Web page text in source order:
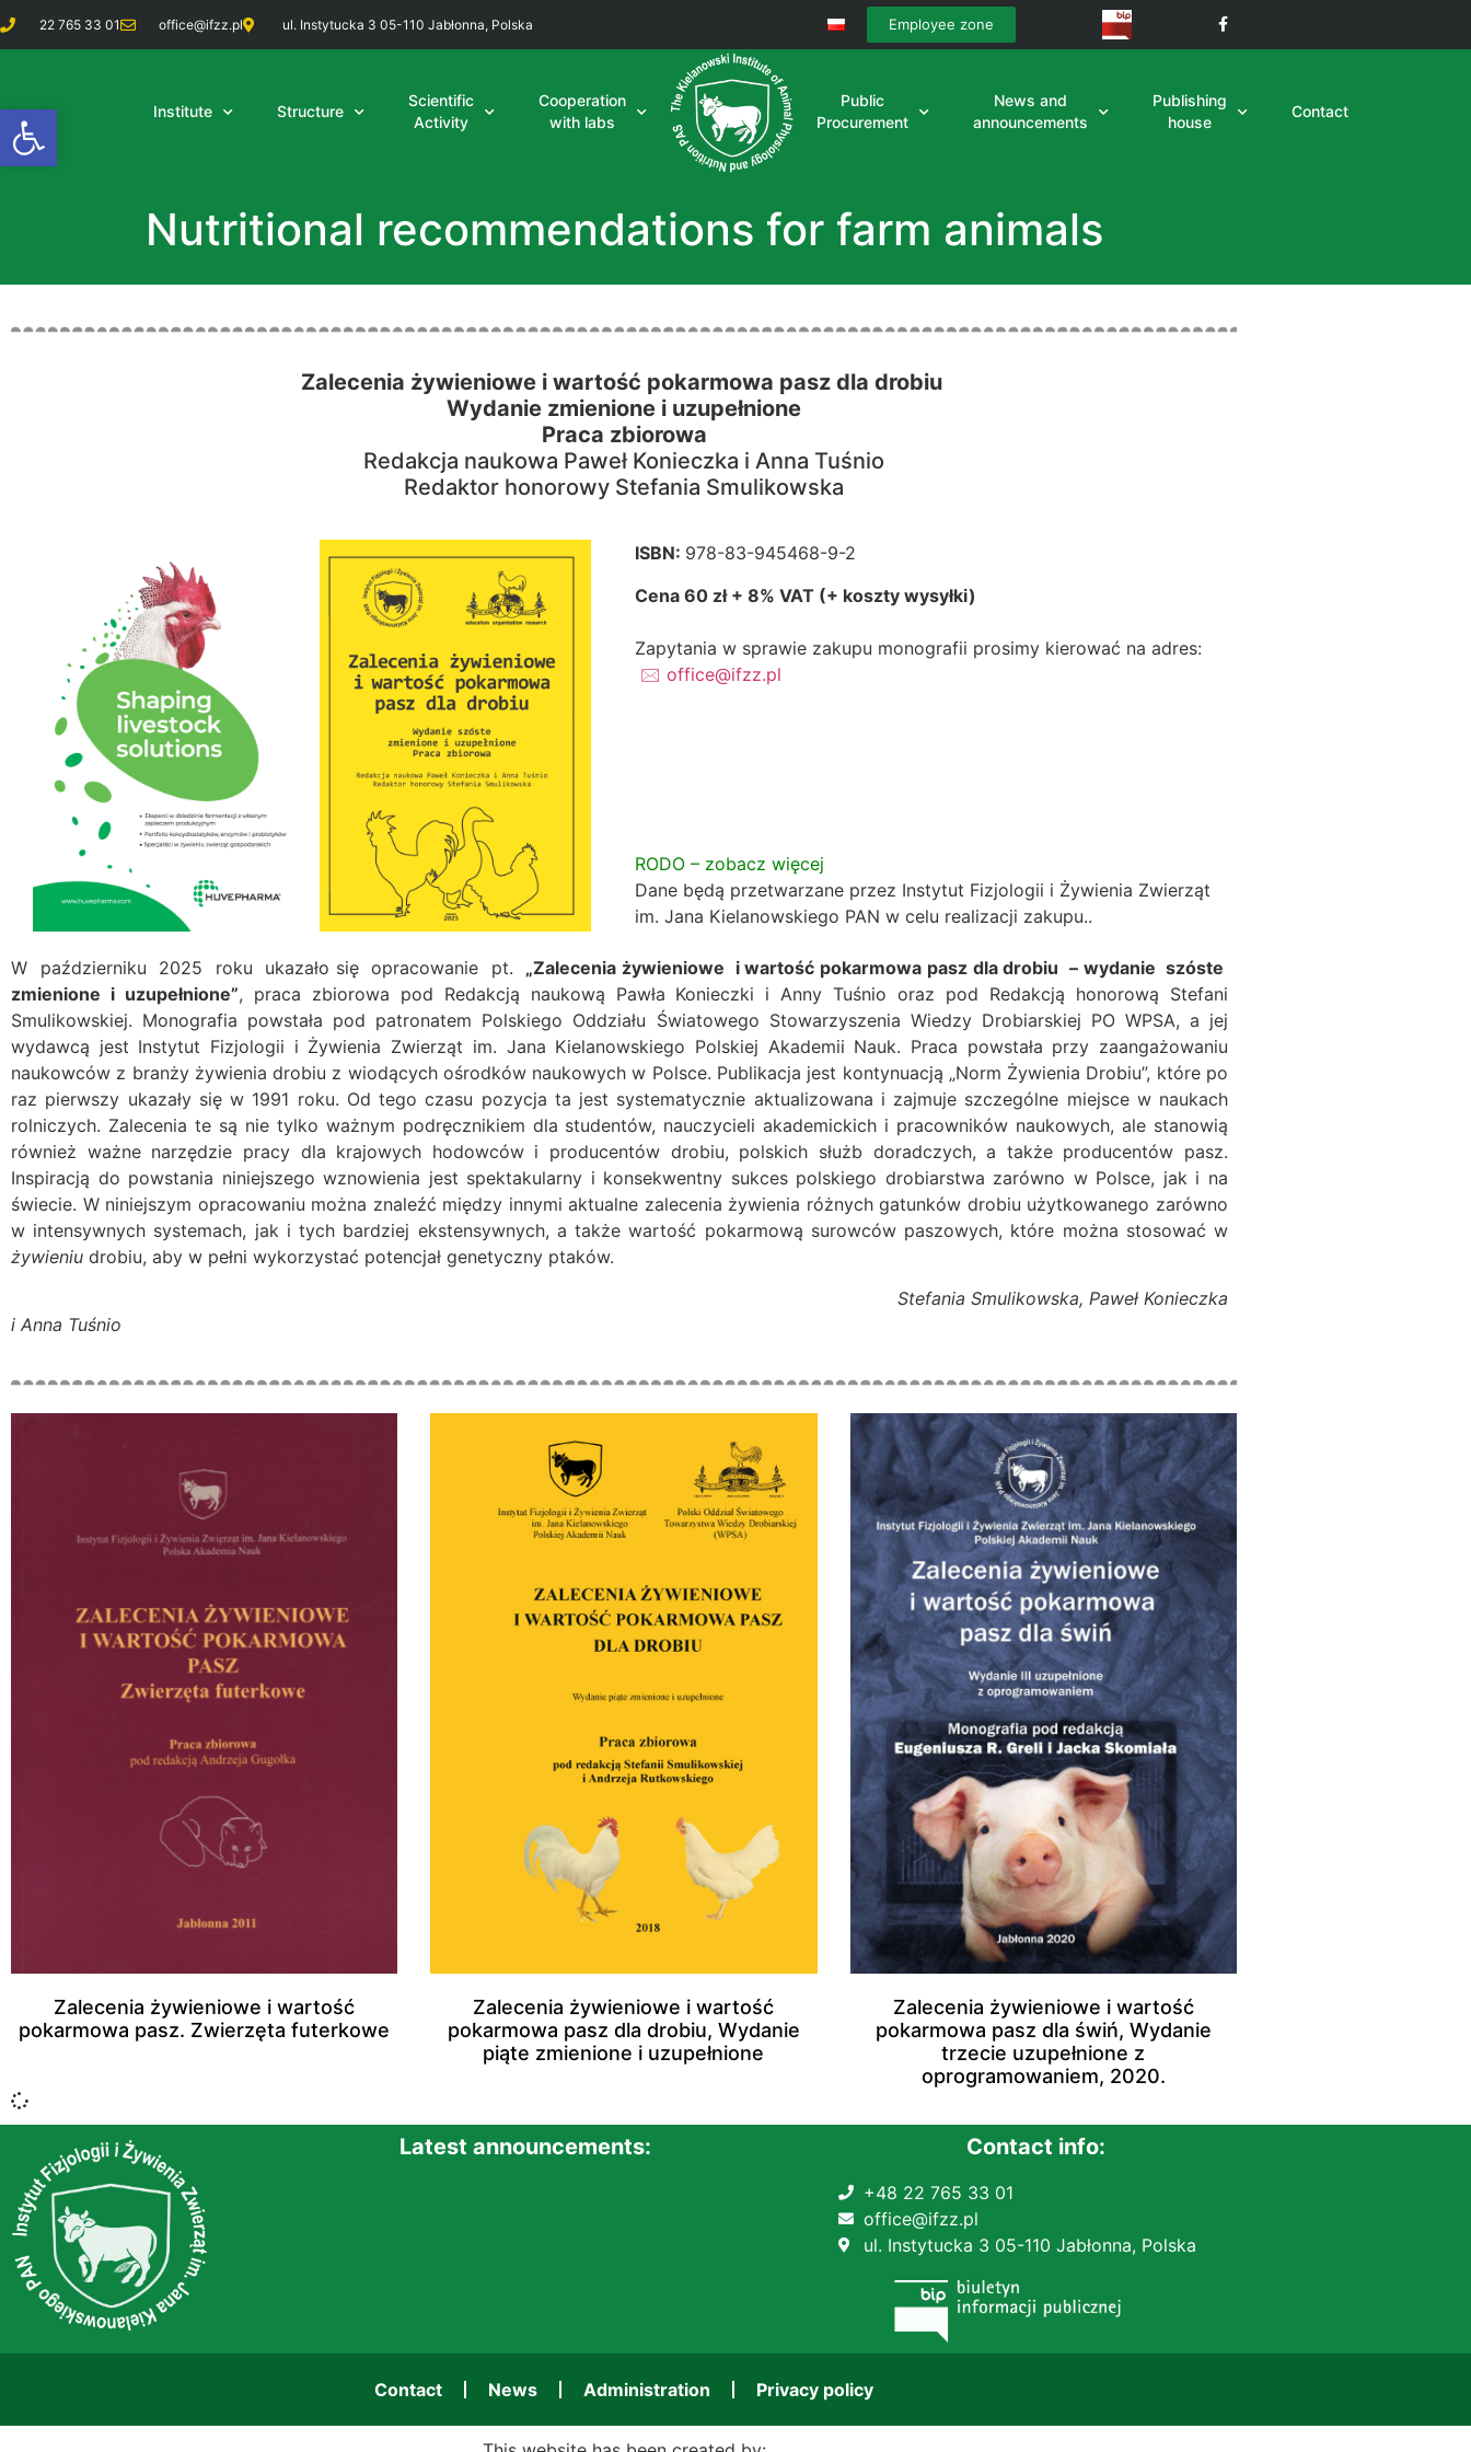
Open toolbar
22 765 33 01 office@ifzz.pl ul. Instytucka 3 05-110 Jabłonna, Polska Employee zone
Institute Structure
Scientific
Activity
Cooperation
with labs
Public
Procurement
News and
announcements
Publishing
house
Contact
Nutritional recommendations for farm animals
Zalecenia żywieniowe i wartość pokarmowa pasz dla drobiu
Wydanie zmienione i uzupełnione
Praca zbiorowa
Redakcja naukowa Paweł Konieczka i Anna Tuśnio
Redaktor honorowy Stefania Smulikowska
ISBN: 978-83-945468-9-2
Cena 60 zł + 8% VAT (+ koszty wysyłki)
Zapytania w sprawie zakupu monografii prosimy kierować na adres:
🖂 office@ifzz.pl
RODO – zobacz więcej
Dane będą przetwarzane przez Instytut Fizjologii i Żywienia Zwierząt
im. Jana Kielanowskiego PAN w celu realizacji zakupu..
W październiku 2025 roku ukazało się opracowanie pt. „Zalecenia żywieniowe i wartość pokarmowa pasz dla drobiu – wydanie szóste
zmienione i uzupełnione”, praca zbiorowa pod Redakcją naukową Pawła Konieczki i Anny Tuśnio oraz pod Redakcją honorową Stefani
Smulikowskiej. Monografia powstała pod patronatem Polskiego Oddziału Światowego Stowarzyszenia Wiedzy Drobiarskiej PO WPSA, a jej
wydawcą jest Instytut Fizjologii i Żywienia Zwierząt im. Jana Kielanowskiego Polskiej Akademii Nauk. Praca powstała przy zaangażowaniu
naukowców z branży żywienia drobiu z wiodących ośrodków naukowych w Polsce. Publikacja jest kontynuacją „Norm Żywienia Drobiu”, które po
raz pierwszy ukazały się w 1991 roku. Od tego czasu pozycja ta jest systematycznie aktualizowana i zajmuje szczególne miejsce w naukach
rolniczych. Zalecenia te są nie tylko ważnym podręcznikiem dla studentów, nauczycieli akademickich i pracowników naukowych, ale stanowią
również ważne narzędzie pracy dla krajowych hodowców i producentów drobiu, polskich służb doradczych, a także producentów pasz.
Inspiracją do powstania niniejszego wznowienia jest spektakularny i konsekwentny sukces polskiego drobiarstwa zarówno w Polsce, jak i na
świecie. W niniejszym opracowaniu można znaleźć między innymi aktualne zalecenia żywienia różnych gatunków drobiu użytkowanego zarówno
w intensywnych systemach, jak i tych bardziej ekstensywnych, a także wartość pokarmową surowców paszowych, które można stosować w
żywieniu drobiu, aby w pełni wykorzystać potencjał genetyczny ptaków.
Stefania Smulikowska, Paweł Konieczka
i Anna Tuśnio
Zalecenia żywieniowe i wartość
pokarmowa pasz. Zwierzęta futerkowe
Zalecenia żywieniowe i wartość
pokarmowa pasz dla drobiu, Wydanie
piąte zmienione i uzupełnione
Zalecenia żywieniowe i wartość
pokarmowa pasz dla świń, Wydanie
trzecie uzupełnione z
oprogramowaniem, 2020.
Latest announcements: Contact info:
+48 22 765 33 01
office@ifzz.pl
ul. Instytucka 3 05-110 Jabłonna, Polska
Contact News Administration Privacy policy